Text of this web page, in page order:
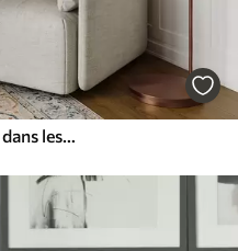
Motif doux de traits diagonaux dans les tons beiges